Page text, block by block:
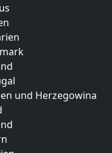
und Herzegowina